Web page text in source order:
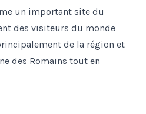
un important site du
des visiteurs du monde
de la région et
des Romains tout en